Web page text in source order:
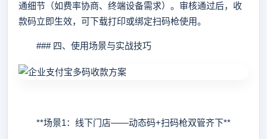
通细节（如费率协商、终端设备需求）。审核通过后，收
款码立即生效，可下载打印或绑定扫码枪使用。
### 四、使用场景与实战技巧
**场景1：线下门店——动态码+扫码枪双管齐下**